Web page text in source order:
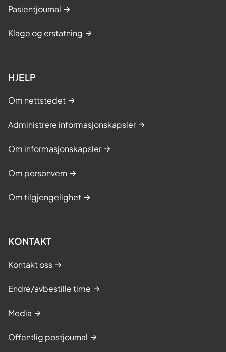
Pasientjournal
Klage og erstatning
HJELP
Om nettstedet
Administrere informasjonskapsler
Om informasjonskapsler
Om personvern
Om tilgjengelighet
KONTAKT
Kontakt oss
Endre/avbestille time
Media
Offentlig postjournal